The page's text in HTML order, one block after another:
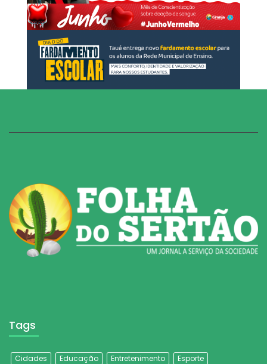
Tags
Cidades Educação Entretenimento
Esporte